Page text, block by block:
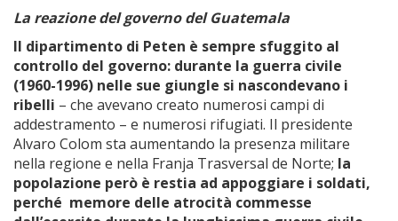
La reazione del governo del Guatemala
Il dipartimento di Peten è sempre sfuggito al
controllo del governo: durante la guerra civile
(1960-1996) nelle sue giungle si nascondevano i
ribelli – che avevano creato numerosi campi di
addestramento – e numerosi rifugiati. Il presidente
Alvaro Colom sta aumentando la presenza militare
nella regione e nella Franja Trasversal de Norte; la
popolazione però è restia ad appoggiare i soldati,
perché memore delle atrocità commesse